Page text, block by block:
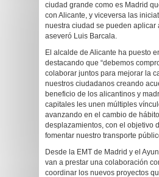
ciudad grande como es Madrid
con Alicante, y viceversa las
nuestra ciudad se pueden aplicar
aseveró Luis Barcala.
El alcalde de Alicante ha puesto
destacando que “debemos
colaborar juntos para mejorar la
nuestros ciudadanos creando
beneficio de los alicantinos y
capitales les unen múltiples
avanzando en el cambio de
desplazamientos, con el objetivo
fomentar nuestro transporte
Desde la EMT de Madrid y el
van a prestar una colaboración
coordinar los nuevos proyectos